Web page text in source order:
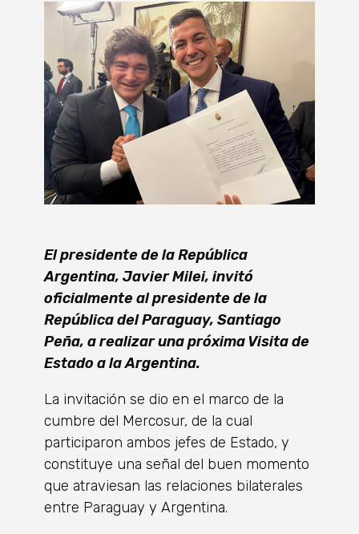
El presidente de la República
Argentina, Javier Milei, invitó
oficialmente al presidente de la
República del Paraguay, Santiago
Peña, a realizar una próxima Visita de
Estado a la Argentina.
La invitación se dio en el marco de la
cumbre del Mercosur, de la cual
participaron ambos jefes de Estado, y
constituye una señal del buen momento
que atraviesan las relaciones bilaterales
entre Paraguay y Argentina.